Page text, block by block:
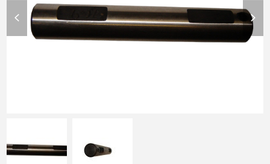
previous
slide